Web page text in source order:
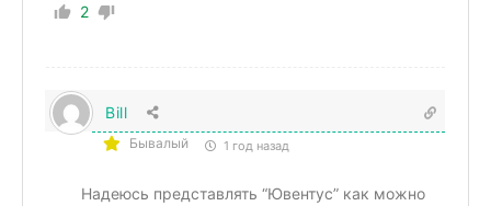
2
Bill
Бывалый 1 год назад
Надеюсь представлять “Ювентус” как можно